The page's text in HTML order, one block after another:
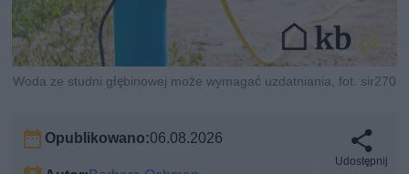
Woda ze studni głębinowej może wymagać uzdatniania, fot. sir270
Opublikowano:06.08.2026
Udostępnij